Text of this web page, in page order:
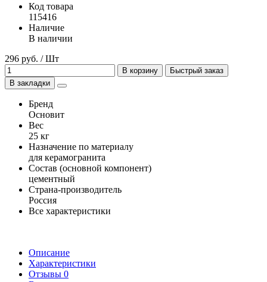
Код товара
115416
Наличие
В наличии
296 руб. / Шт
В корзину
Быстрый заказ
В закладки
Бренд
Основит
Вес
25 кг
Назначение по материалу
для керамогранита
Состав (основной компонент)
цементный
Страна-производитель
Россия
Все характеристики
Описание
Характеристики
Отзывы 0